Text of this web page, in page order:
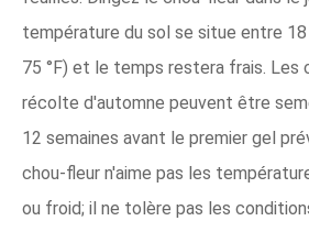
température du sol se situe entre 18
75 °F) et le temps restera frais. Les
récolte d'automne peuvent être
12 semaines avant le premier gel
chou-fleur n'aime pas les
ou froid; il ne tolère pas les